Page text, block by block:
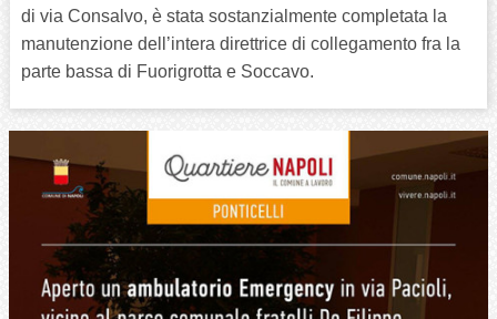
di via Consalvo, è stata sostanzialmente completata la
manutenzione dell’intera direttrice di collegamento fra la
parte bassa di Fuorigrotta e Soccavo.